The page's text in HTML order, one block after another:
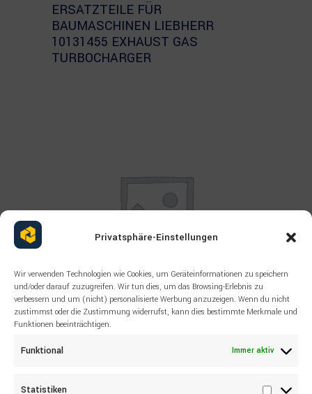
Privatsphäre-Einstellungen
Wir verwenden Technologien wie Cookies, um Geräteinformationen zu speichern
und/oder darauf zuzugreifen. Wir tun dies, um das Browsing-Erlebnis zu
verbessern und um (nicht) personalisierte Werbung anzuzeigen. Wenn du nicht
zustimmst oder die Zustimmung widerrufst, kann dies bestimmte Merkmale und
Funktionen beeinträchtigen.
Funktional Immer aktiv
Statistiken
ERSATZTEILE FÜR
BAUMASCHINEN LIEBHERR
10131455 EXHAUST GAS
TURBOCHARGER
KOMATSU 76684273 SEAL KIT